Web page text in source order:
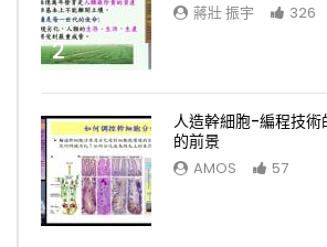
2
蔣壯 振宇 326
3
人造幹細胞-編程技術
的前景
AMOS 57